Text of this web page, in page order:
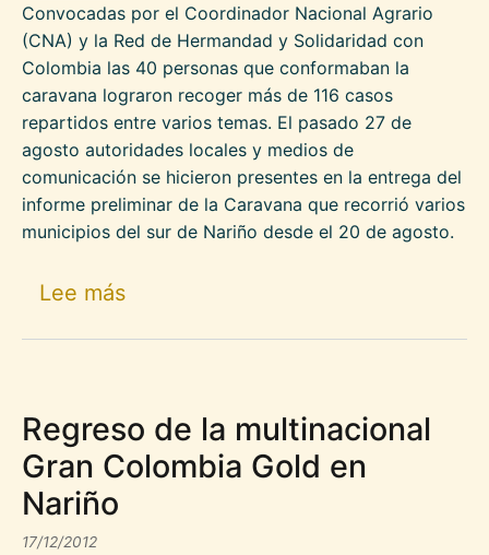
Convocadas por el Coordinador Nacional Agrario
(CNA) y la Red de Hermandad y Solidaridad con
Colombia las 40 personas que conformaban la
caravana lograron recoger más de 116 casos
repartidos entre varios temas. El pasado 27 de
agosto autoridades locales y medios de
comunicación se hicieron presentes en la entrega del
informe preliminar de la Caravana que recorrió varios
municipios del sur de Nariño desde el 20 de agosto.
Lee mássobre Documental : Caravana por
Regreso de la multinacional
Gran Colombia Gold en
Nariño
17/12/2012